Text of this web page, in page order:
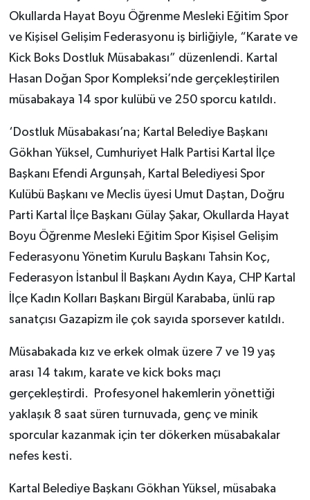
Okullarda Hayat Boyu Öğrenme Mesleki Eğitim Spor
ve Kişisel Gelişim Federasyonu iş birliğiyle, “Karate ve
Kick Boks Dostluk Müsabakası” düzenlendi. Kartal
Hasan Doğan Spor Kompleksi’nde gerçekleştirilen
müsabakaya 14 spor kulübü ve 250 sporcu katıldı.
‘Dostluk Müsabakası’na; Kartal Belediye Başkanı
Gökhan Yüksel, Cumhuriyet Halk Partisi Kartal İlçe
Başkanı Efendi Argunşah, Kartal Belediyesi Spor
Kulübü Başkanı ve Meclis üyesi Umut Daştan, Doğru
Parti Kartal İlçe Başkanı Gülay Şakar, Okullarda Hayat
Boyu Öğrenme Mesleki Eğitim Spor Kişisel Gelişim
Federasyonu Yönetim Kurulu Başkanı Tahsin Koç,
Federasyon İstanbul İl Başkanı Aydın Kaya, CHP Kartal
İlçe Kadın Kolları Başkanı Birgül Karababa, ünlü rap
sanatçısı Gazapizm ile çok sayıda sporsever katıldı.
Müsabakada kız ve erkek olmak üzere 7 ve 19 yaş
arası 14 takım, karate ve kick boks maçı
gerçekleştirdi. Profesyonel hakemlerin yönettiği
yaklaşık 8 saat süren turnuvada, genç ve minik
sporcular kazanmak için ter dökerken müsabakalar
nefes kesti.
Kartal Belediye Başkanı Gökhan Yüksel, müsabaka